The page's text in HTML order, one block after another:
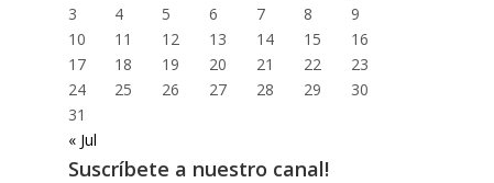
3
4 5 6 7 8
9
10
11 12 13 14 15
16
17
18 19 20 21 22
23
24
25 26 27 28 29
30
31
« Jul
Suscríbete a nuestro canal!